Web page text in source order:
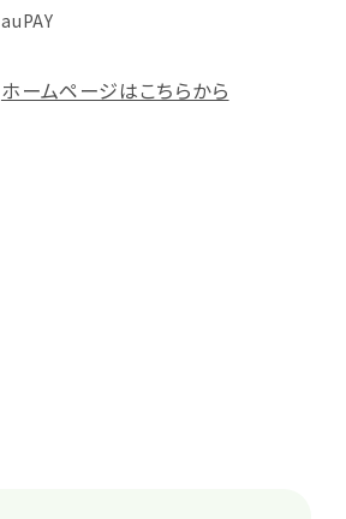
auPAY
ホームページはこちらから